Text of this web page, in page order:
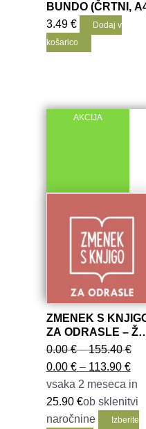
BUNDO (ČRTNI,
3.49€
Dodaj v
košarico
AKCIJA
ZMENEK S
ZA ODRASLE – ŽE
OD 21,00 EUR
0.00€ – 155.40€
od
0.00
€
0.00€ – 113.90€
od
0.00
vsaka 2 meseca in
25.90€ob sklenitvi
naročnine
Izberite